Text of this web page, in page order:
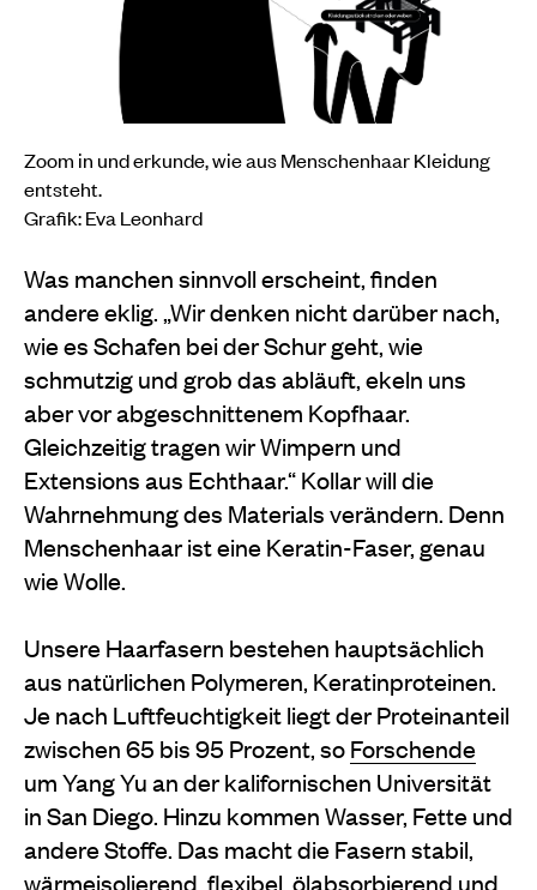
Zoom in und erkunde, wie aus Menschenhaar Kleidung
entsteht.
Grafik: Eva Leonhard
Was manchen sinnvoll erscheint, finden
andere eklig. „Wir denken nicht darüber nach,
wie es Schafen bei der Schur geht, wie
schmutzig und grob das abläuft, ekeln uns
aber vor abgeschnittenem Kopfhaar.
Gleichzeitig tragen wir Wimpern und
Extensions aus Echthaar.“ Kollar will die
Wahrnehmung des Materials verändern. Denn
Menschenhaar ist eine Keratin-Faser, genau
wie Wolle.
Unsere Haarfasern bestehen hauptsächlich
aus natürlichen Polymeren, Keratinproteinen.
Je nach Luftfeuchtigkeit liegt der Proteinanteil
zwischen 65 bis 95 Prozent, soForschende
um Yang Yu an der kalifornischen Universität
in San Diego. Hinzu kommen Wasser, Fette und
andere Stoffe. Das macht die Fasern stabil,
wärmeisolierend, flexibel, ölabsorbierend und